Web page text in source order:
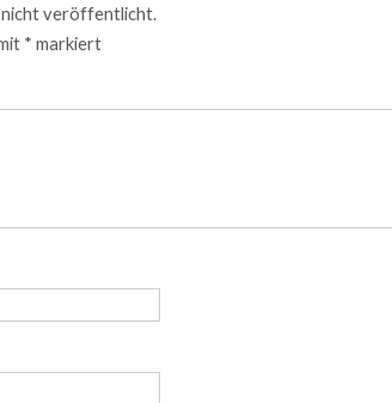
veröffentlicht.
* markiert